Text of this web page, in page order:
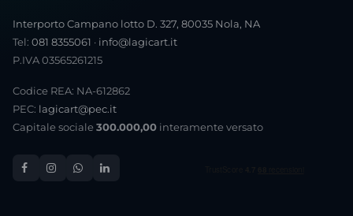
Interporto Campano lotto D. 327, 80035 Nola, NA
Tel: 081 8355061 · info@lagicart.it
P.IVA 03565261215
Codice REA: NA-612862
PEC: lagicart@pec.it
Capitale sociale 300.000,00 interamente versato